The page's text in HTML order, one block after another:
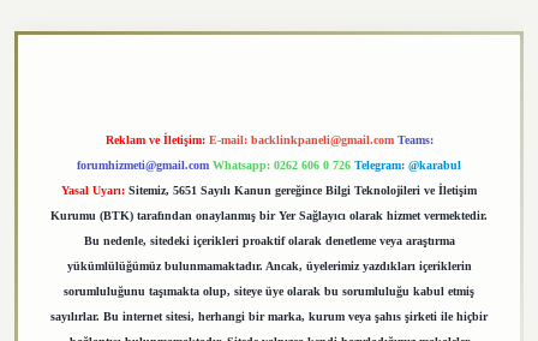
Reklam ve İletişim: E-mail: backlinkpaneli@gmail.com Teams:
forumhizmeti@gmail.com Whatsapp: 0262 606 0 726 Telegram: @karabul
Yasal Uyarı: Sitemiz, 5651 Sayılı Kanun gereğince Bilgi Teknolojileri ve İletişim
Kurumu (BTK) tarafından onaylanmış bir Yer Sağlayıcı olarak hizmet vermektedir.
Bu nedenle, sitedeki içerikleri proaktif olarak denetleme veya araştırma
yükümlülüğümüz bulunmamaktadır. Ancak, üyelerimiz yazdıkları içeriklerin
sorumluluğunu taşımakta olup, siteye üye olarak bu sorumluluğu kabul etmiş
sayılırlar. Bu internet sitesi, herhangi bir marka, kurum veya şahıs şirketi ile hiçbir